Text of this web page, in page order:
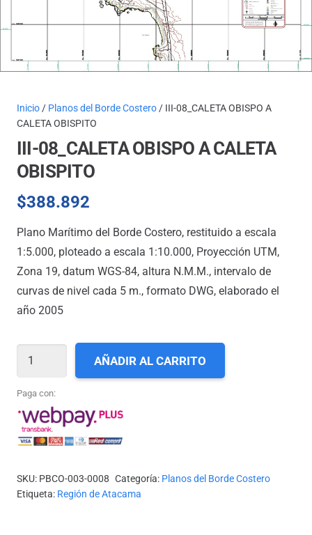
Inicio / Planos del Borde Costero / III-08_CALETA OBISPO A
CALETA OBISPITO
III-08_CALETA OBISPO A CALETA
OBISPITO
$388.892
Plano Marítimo del Borde Costero, restituido a escala
1:5.000, ploteado a escala 1:10.000, Proyección UTM,
Zona 19, datum WGS-84, altura N.M.M., intervalo de
curvas de nivel cada 5 m., formato DWG, elaborado el
año 2005
OBISPO
A
CALETA
OBISPITO
AÑADIR AL CARRITO
Paga con:
SKU: PBCO-003-0008 Categoría: Planos del Borde Costero
Etiqueta: Región de Atacama